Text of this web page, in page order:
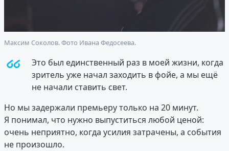
Максим Соколов. Фото Ивана Федосеева.
Это был единственный раз в моей жизни, когда
зритель уже начал заходить в фойе, а мы ещё
не начали ставить свет.
Но мы задержали премьеру только на 20 минут.
Я понимал, что нужно выпуститься любой ценой:
очень неприятно, когда усилия затрачены, а события
не произошло.